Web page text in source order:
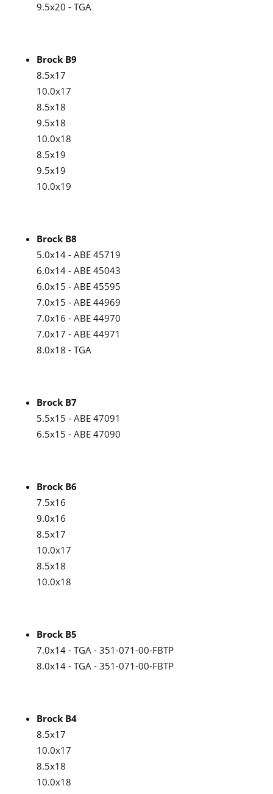
9.5x20 - TGA
Brock B9
8.5x17
10.0x17
8.5x18
9.5x18
10.0x18
8.5x19
9.5x19
10.0x19
Brock B8
5.0x14 - ABE 45719
6.0x14 - ABE 45043
6.0x15 - ABE 45595
7.0x15 - ABE 44969
7.0x16 - ABE 44970
7.0x17 - ABE 44971
8.0x18 - TGA
Brock B7
5.5x15 - ABE 47091
6.5x15 - ABE 47090
Brock B6
7.5x16
9.0x16
8.5x17
10.0x17
8.5x18
10.0x18
Brock B5
7.0x14 - TGA - 351-071-00-FBTP
8.0x14 - TGA - 351-071-00-FBTP
Brock B4
8.5x17
10.0x17
8.5x18
10.0x18